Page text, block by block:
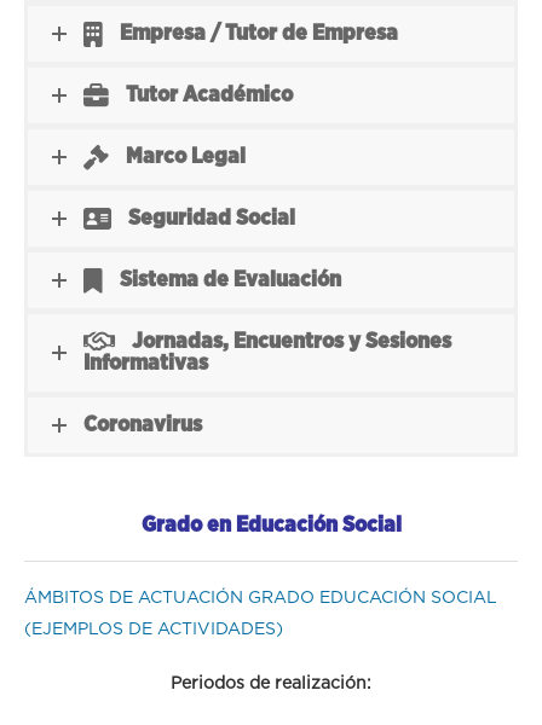
Empresa / Tutor de Empresa
Tutor Académico
Marco Legal
Seguridad Social
Sistema de Evaluación
Jornadas, Encuentros y Sesiones
Informativas
Coronavirus
Grado en Educación Social
ÁMBITOS DE ACTUACIÓN GRADO EDUCACIÓN SOCIAL
(EJEMPLOS DE ACTIVIDADES)
Periodos de realización: